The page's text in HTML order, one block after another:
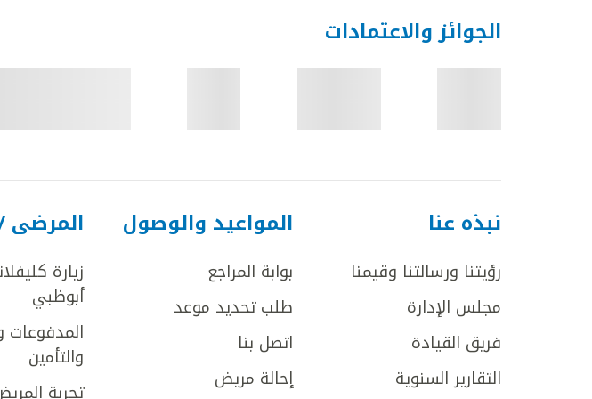
الجوائز والاعتمادات
نبذه عنا
رؤيتنا ورسالتنا وقيمنا
مجلس الإدارة
فريق القيادة
التقارير السنوية
المواعيد والوصول
بوابة المراجع
طلب تحديد موعد
اتصل بنا
إحالة مريض
المرضى /
زيارة
أبوظبي
المدفوعات
والتأمين
تجربة